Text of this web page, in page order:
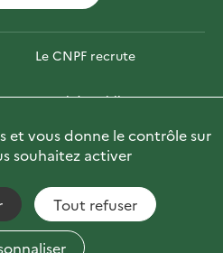
Le CNPF recrute
Marchés publics
Briefly in English
conforme
Fils RSS
Plan du site
et vous donne le contrôle sur
souhaitez activer
Tout refuser